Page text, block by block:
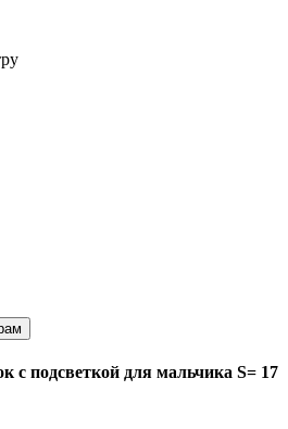
с подсветкой для мальчика S= 17